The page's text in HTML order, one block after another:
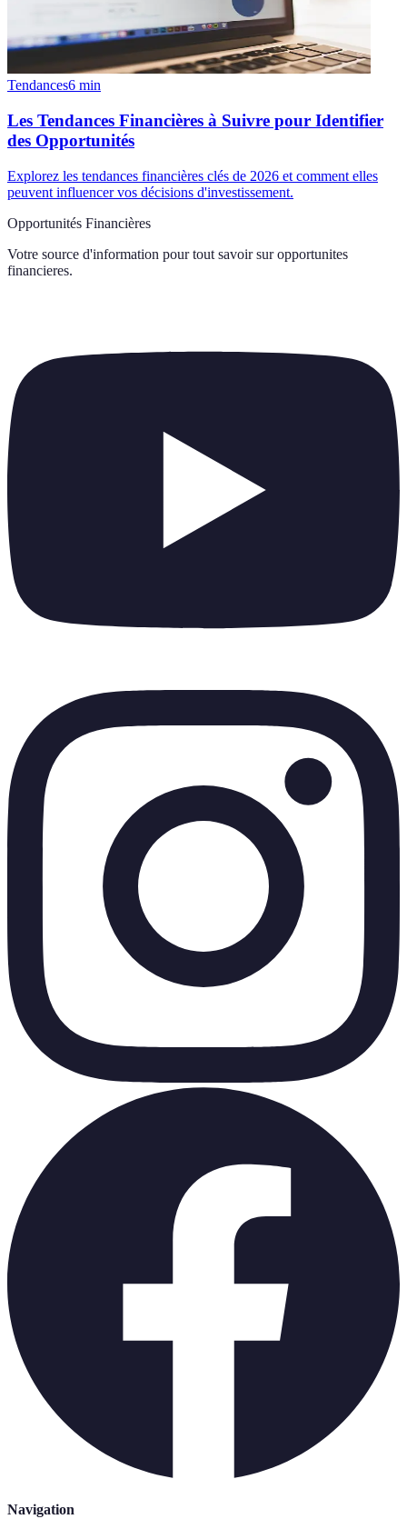
Tendances6 min
Les Tendances Financières à Suivre pour Identifier
des Opportunités
Explorez les tendances financières clés de 2026 et comment elles
peuvent influencer vos décisions d'investissement.
Opportunités Financières
Votre source d'information pour tout savoir sur opportunites
financieres.
Navigation